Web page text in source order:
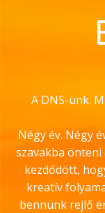
A DNS-ünk.
Négy év. Négy
szavakba
kezdődött,
kreatív
bennünk rejlő